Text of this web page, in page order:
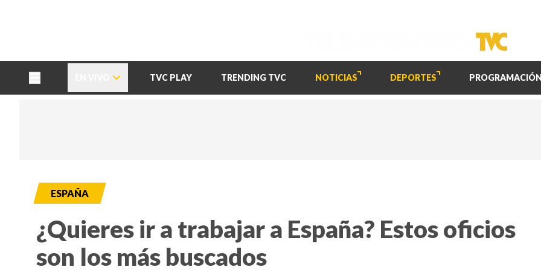
TVC PLAY TRENDING TVC NOTICIAS DEPORTES PROGRAMACIÓN
ESPAÑA
¿Quieres ir a trabajar a España? Estos oficios
son los más buscados